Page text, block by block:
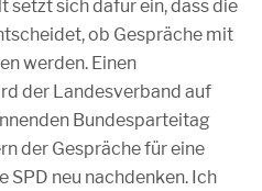
setzt sich dafür ein, dass die
ob Gespräche mit
werden. Einen
der Landesverband auf
Bundesparteitag
der Gespräche für eine
SPD neu nachdenken. Ich